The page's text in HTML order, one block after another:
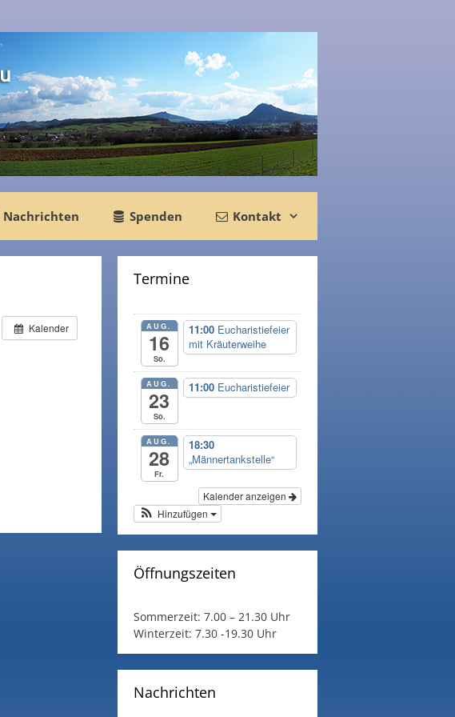
Nachrichten Spenden Kontakt
Kalender
Termine
AUG.
16
So.
11:00 Eucharistiefeier
mit Kräuterweihe
AUG.
23
So.
11:00 Eucharistiefeier
AUG.
28
Fr.
18:30
„Männertankstelle“
Kalender anzeigen
Hinzufügen
Öffnungszeiten
Sommerzeit: 7.00 – 21.30 Uhr
Winterzeit: 7.30 -19.30 Uhr
Nachrichten